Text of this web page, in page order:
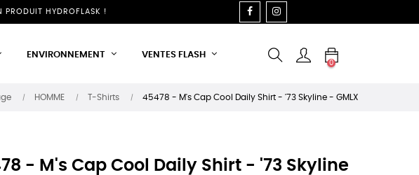
PRODUIT HYDROFLASK ! FACEBOOK
ENVIRONNEMENT VENTES FLASH
0
HOMME T-Shirts 45478 - M's Cap Cool Daily Shirt - '73 Skyline - GMLX
- M's Cap Cool Daily Shirt - '73 Skyline